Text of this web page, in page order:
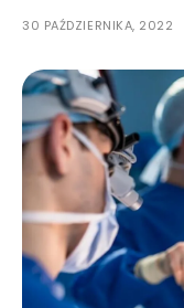
30 PAŹDZIERNIKA, 2022